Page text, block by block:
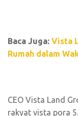
Baca Juga: Vista
Rumah dalam
CEO Vista Land
rakyat vista pora